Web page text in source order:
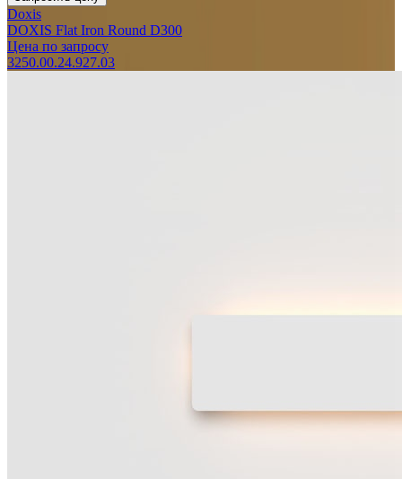
Doxis
DOXIS Flat Iron Round D300
Цена по запросу
3250.00.24.927.03